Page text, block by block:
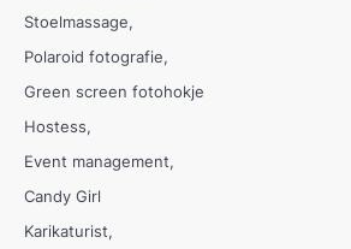
Stoelmassage
Polaroid fotografie
Green screen fotohokje
Hostess
Event management
Candy Girl
Karikaturist